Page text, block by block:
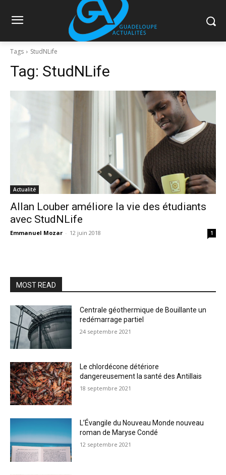
Tags StudNLife
Tag: StudNLife
Actualité
Allan Louber améliore la vie des étudiants
avec StudNLife
Emmanuel Mozar - 12 juin 2018 1
MOST READ
Centrale géothermique de Bouillante un
redémarrage partiel
24 septembre 2021
Le chlordécone détériore
dangereusement la santé des Antillais
18 septembre 2021
L’Évangile du Nouveau Monde nouveau
roman de Maryse Condé
12 septembre 2021